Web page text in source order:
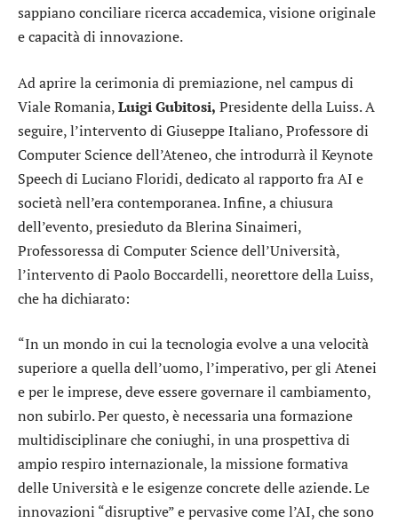
sappiano conciliare ricerca accademica, visione originale
e capacità di innovazione.
Ad aprire la cerimonia di premiazione, nel campus di
Viale Romania,Luigi Gubitosi, Presidente della Luiss. A
seguire, l’intervento di Giuseppe Italiano, Professore di
Computer Science dell’Ateneo, che introdurrà il Keynote
Speech di Luciano Floridi, dedicato al rapporto fra AI e
società nell’era contemporanea. Infine, a chiusura
dell’evento, presieduto da Blerina Sinaimeri,
Professoressa di Computer Science dell’Università,
l’intervento di Paolo Boccardelli, neorettore della Luiss,
che ha dichiarato:
“In un mondo in cui la tecnologia evolve a una velocità
superiore a quella dell’uomo, l’imperativo, per gli Atenei
e per le imprese, deve essere governare il cambiamento,
non subirlo. Per questo, è necessaria una formazione
multidisciplinare che coniughi, in una prospettiva di
ampio respiro internazionale, la missione formativa
delle Università e le esigenze concrete delle aziende. Le
innovazioni “disruptive” e pervasive come l’AI, che sono